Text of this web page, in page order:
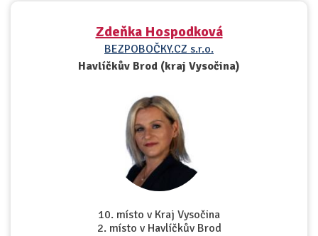
Zdeňka Hospodková
BEZPOBOČKY.CZ s.r.o.
Havlíčkův Brod (kraj Vysočina)
10. místo v Kraj Vysočina
2. místo v Havlíčkův Brod